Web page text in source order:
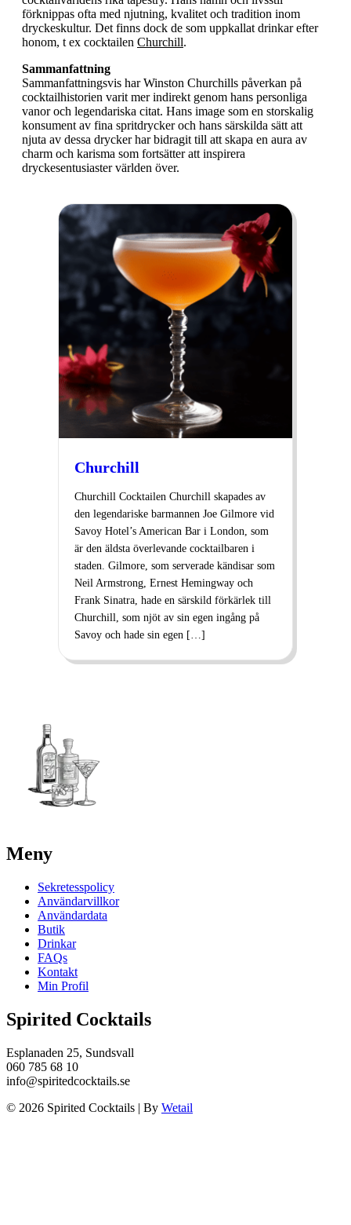
förknippas ofta med njutning, kvalitet och tradition inom
dryckeskultur. Det finns dock de som uppkallat drinkar efter
honom, t ex cocktailen Churchill.
Sammanfattning
Sammanfattningsvis har Winston Churchills påverkan på
cocktailhistorien varit mer indirekt genom hans personliga
vanor och legendariska citat. Hans image som en storskalig
konsument av fina spritdrycker och hans särskilda sätt att
njuta av dessa drycker har bidragit till att skapa en aura av
charm och karisma som fortsätter att inspirera
dryckesentusiaster världen över.
Churchill
Churchill Cocktailen Churchill skapades av
den legendariske barmannen Joe Gilmore vid
Savoy Hotel’s American Bar i London, som
är den äldsta överlevande cocktailbaren i
staden. Gilmore, som serverade kändisar som
Neil Armstrong, Ernest Hemingway och
Frank Sinatra, hade en särskild förkärlek till
Churchill, som njöt av sin egen ingång på
Savoy och hade sin egen […]
Meny
Sekretesspolicy
Användarvillkor
Användardata
Butik
Drinkar
FAQs
Kontakt
Min Profil
Spirited Cocktails
Esplanaden 25, Sundsvall
060 785 68 10
info@spiritedcocktails.se
© 2026 Spirited Cocktails | By Wetail